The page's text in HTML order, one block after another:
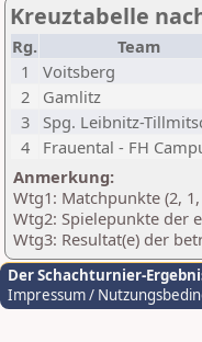
Kreuztabelle
Rg. Team
1
Voitsberg
2
Gamlitz
3
Spg. Leibnitz-
4
Frauental - FH
Anmerkung:
Wtg1: Matchpunkte (2, 1,
Wtg2: Spielepunkte der
Wtg3: Resultat(e) der
Der Schachturnier-
Impressum /